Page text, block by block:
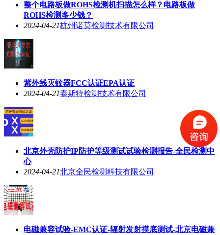
整个电路板做ROHS检测机扫描怎么样？电路板做
ROHS检测多少钱？
2024-04-21杭州诺莫检测技术有限公司
紫外线灭蚊器FCC认证EPA认证
2024-04-21泰斯特检测技术有限公司
北京外壳防护IP防护等级测试试验检测报告-全民检测中
心
2024-04-21北京全民检测科技有限公司
电磁兼容试验-EMC认证-辐射发射摸底测试-北京电磁兼